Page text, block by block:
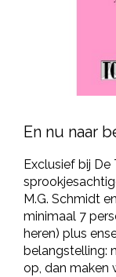
SKETCHES
En nu naar
Exclusief bij De
M.G. Schmidt
minimaal 7
heren) plus
belangstelling:
op, dan maken